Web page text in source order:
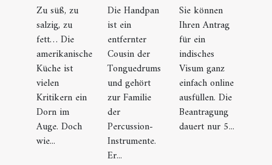
Zu süß, zu
salzig, zu
fett… Die
amerikanische
Küche ist
vielen
Kritikern ein
Dorn im
Auge. Doch
wie...
Die Handpan
ist ein
entfernter
Cousin der
Tonguedrums
und gehört
zur Familie
der
Percussion-
Instrumente.
Er...
Sie können
Ihren Antrag
für ein
indisches
Visum ganz
einfach online
ausfüllen. Die
Beantragung
dauert nur 5...